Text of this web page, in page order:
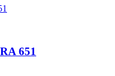
651